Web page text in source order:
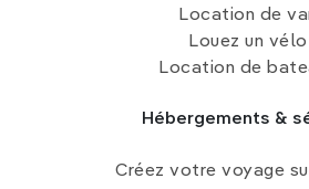
Location de
Louez un vélo
Location de
Hébergements &
Créez votre voyage